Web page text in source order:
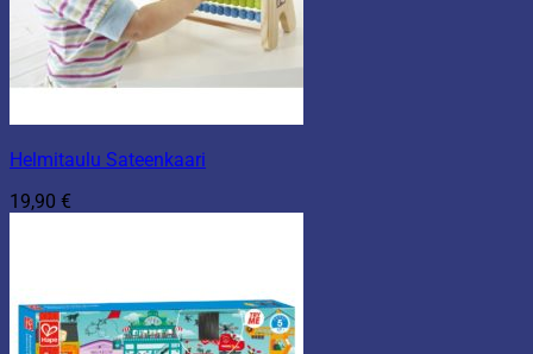
Helmitaulu Sateenkaari
19,90 €